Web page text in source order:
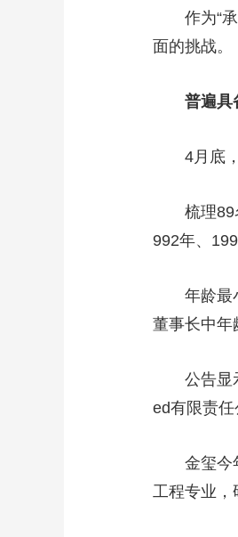
乡村
大国展会
CCTV.节目官网 直播
作为“承
面的挑战。
普遍具
4月底，
梳理89名
992年、
年龄最小
董事长中年
公告显示
ed有限责任
金玺今年
工程专业，